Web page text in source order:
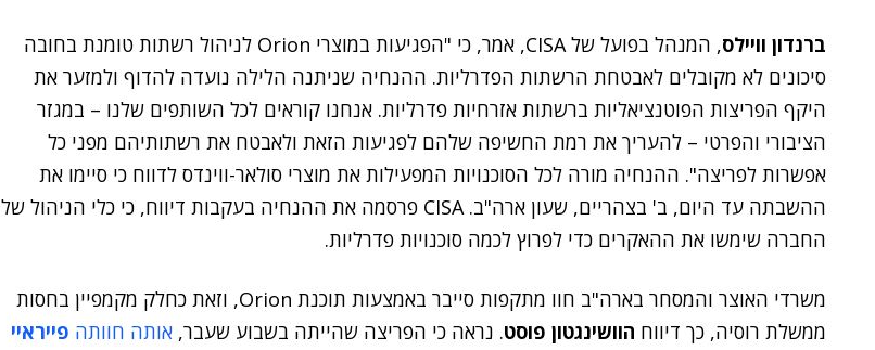
ברנדון וויילס
, המנהל בפועל של CISA, אמר, כי "הפגיעות במוצרי Orion לניהול רשתות טומנת בחובה
סיכונים לא מקובלים לאבטחת הרשתות הפדרליות. ההנחיה שניתנה הלילה נועדה להדוף ולמזער את
היקף הפריצות הפוטנציאליות ברשתות אזרחיות פדרליות. אנחנו קוראים לכל השותפים שלנו – במגזר
הציבורי והפרטי – להעריך את רמת החשיפה שלהם לפגיעות הזאת ולאבטח את רשתותיהם מפני כל
אפשרות לפריצה". ההנחיה מורה לכל הסוכנויות המפעילות את מוצרי סולאר-ווינדס לדווח כי סיימו את
ההשבתה עד היום, ב' בצהריים, שעון ארה"ב. CISA פרסמה את ההנחיה בעקבות דיווח, כי כלי הניהול של
החברה שימשו את ההאקרים כדי לפרוץ לכמה סוכנויות פדרליות.
משרדי האוצר והמסחר בארה"ב חוו מתקפות סייבר באמצעות תוכנת Orion, וזאת כחלק מקמפיין בחסות
ממשלת רוסיה, כך דיווח הוושינגטון פוסט. נראה כי הפריצה שהייתה בשבוע שעבר, אותה חוותה פייראיי